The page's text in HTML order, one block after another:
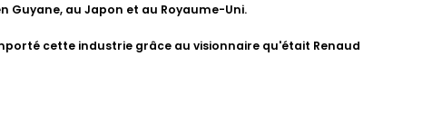
Guyane, au Japon et au Royaume-Uni.
cette industrie grâce au visionnaire qu'était Renaud